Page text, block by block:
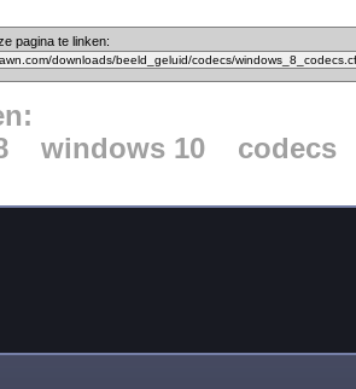
pagina te linken:
windows 10 codecs